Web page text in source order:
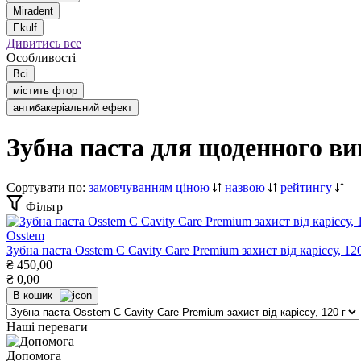
Miradent
Ekulf
Дивитись все
Особливості
Всі
містить фтор
антибакеріальний ефект
Зубна паста для щоденного
Сортувати по: замовчуванням ціною назвою
рейтингу
Фільтр
Osstem
Зубна паста Osstem С Cavity Care Premium захист від карієсу,
₴ 450,00
₴ 0,00
В кошик
Наші переваги
Допомога